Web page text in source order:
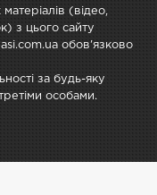
(відео,
з цього сайту
обов'язково
за будь-яку
особами.